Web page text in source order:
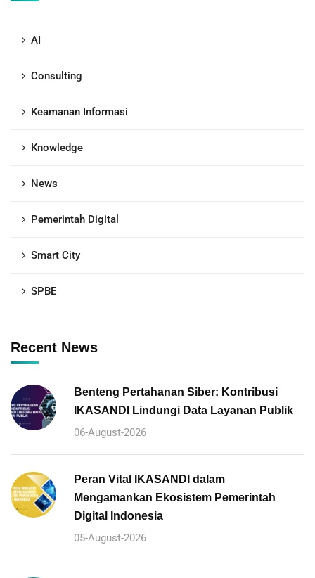
AI
Consulting
Keamanan Informasi
Knowledge
News
Pemerintah Digital
Smart City
SPBE
Recent News
Benteng Pertahanan Siber: Kontribusi
IKASANDI Lindungi Data Layanan Publik
06-August-2026
Peran Vital IKASANDI dalam
Mengamankan Ekosistem Pemerintah
Digital Indonesia
05-August-2026